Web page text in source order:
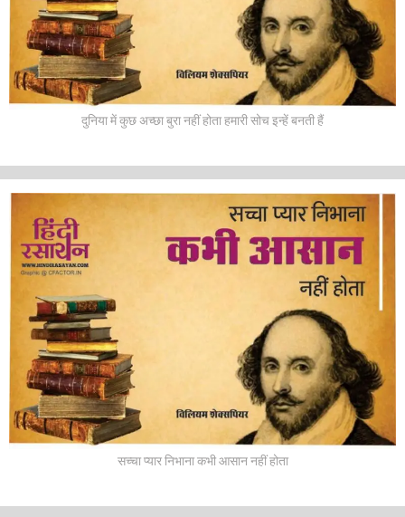
दुनिया में कुछ अच्छा बुरा नहीं होता हमारी सोच इन्हें बनती हैं
सच्चा प्यार निभाना कभी आसान नहीं होता